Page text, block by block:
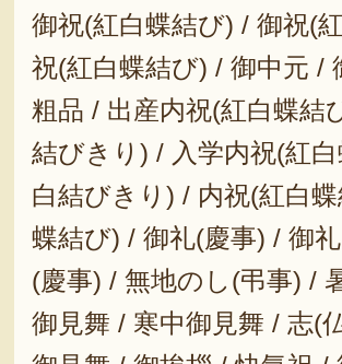
御祝(紅白蝶結び) / 御祝(
祝(紅白蝶結び) / 御中元 /
粗品 / 出産内祝(紅白蝶結
結びきり) / 入学内祝(紅
白結びきり) / 内祝(紅白
蝶結び) / 御礼(慶事) / 御
(慶事) / 無地のし(弔事) /
御見舞 / 寒中御見舞 / 志(